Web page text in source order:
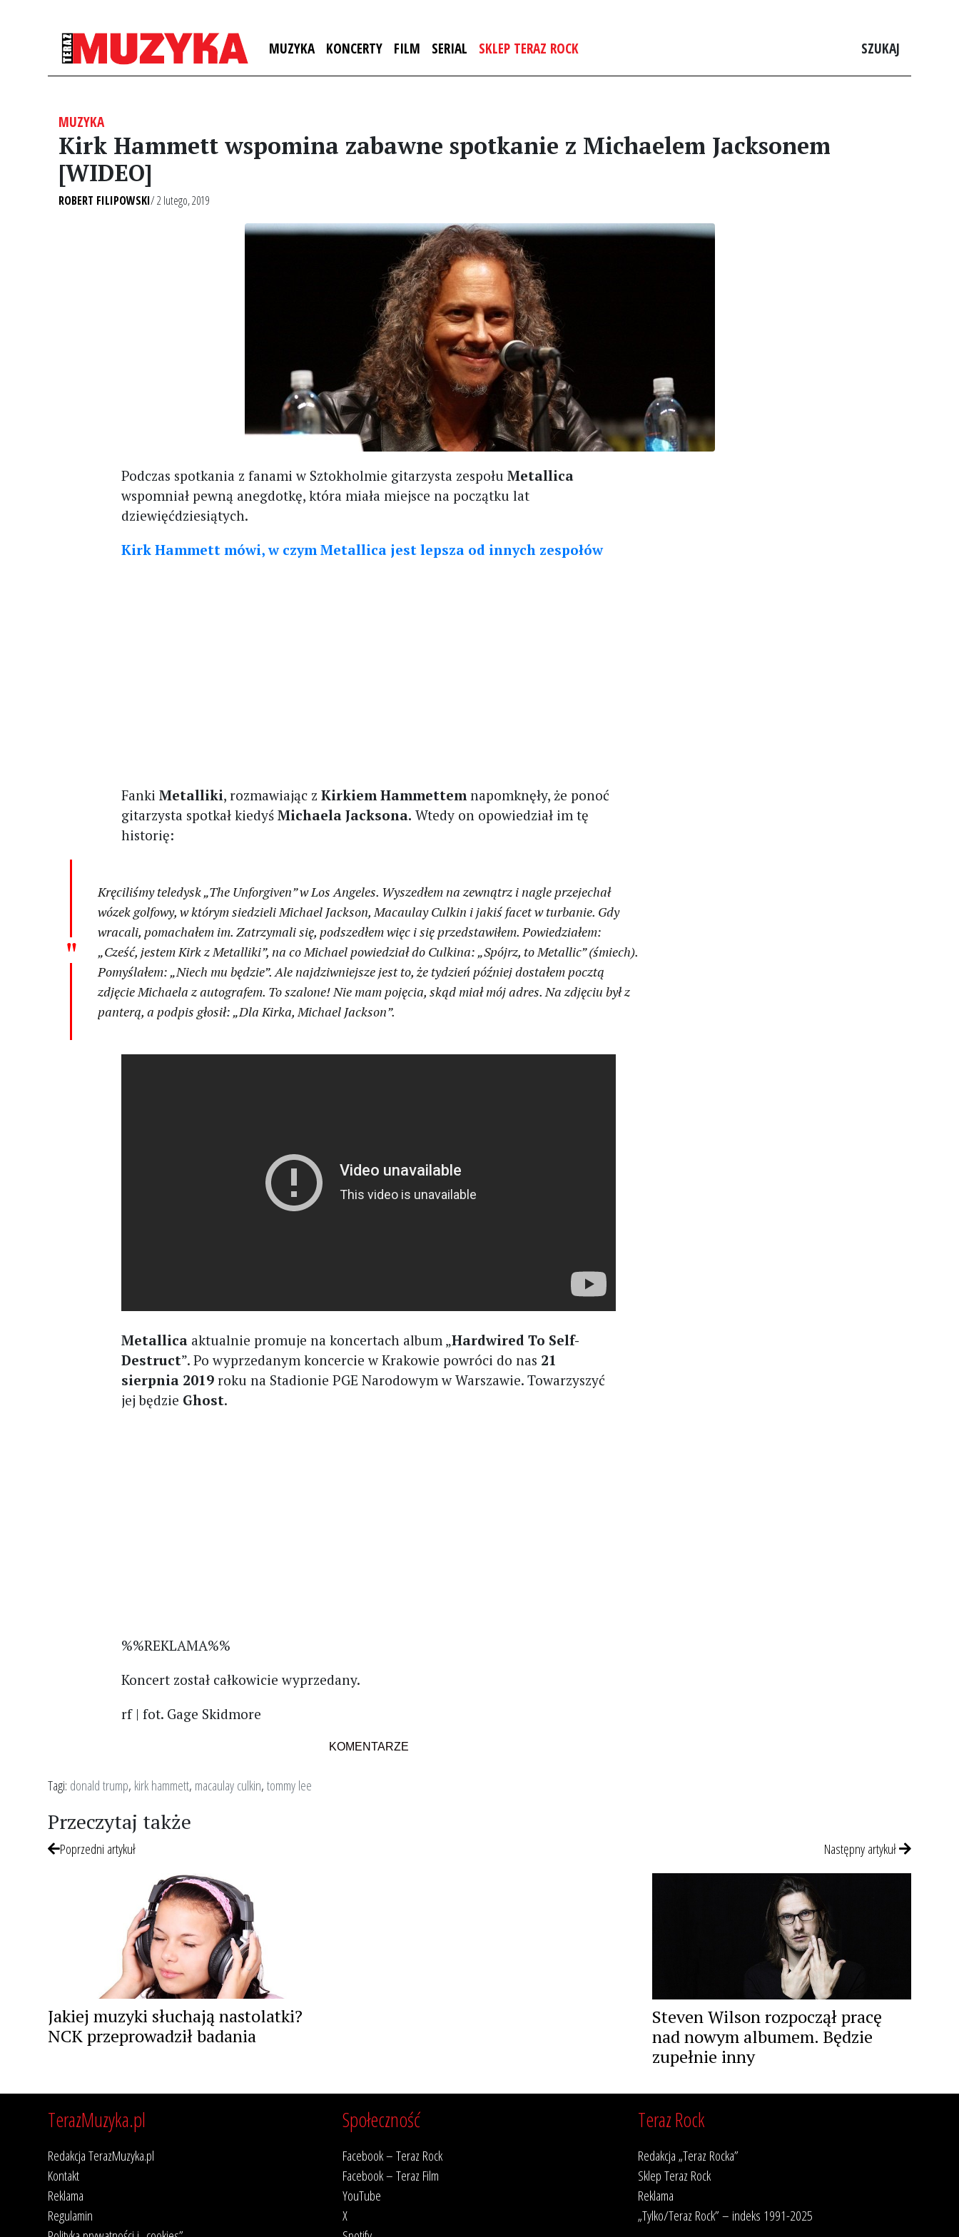
MUZYKA KONCERTY FILM SERIAL SKLEP TERAZ ROCK SZUKAJ
MUZYKA
Kirk Hammett wspomina zabawne spotkanie z Michaelem Jacksonem
[WIDEO]
ROBERT FILIPOWSKI/ 2 lutego, 2019
Podczas spotkania z fanami w Sztokholmie gitarzysta zespołuMetallica
wspomniał pewną anegdotkę, która miała miejsce na początku lat
dziewięćdziesiątych.
Kirk Hammett mówi, w czym Metallica jest lepsza od innych zespołów
FankiMetalliki, rozmawiając z Kirkiem Hammettemnapomknęły, że ponoć
gitarzysta spotkał kiedyśMichaela Jacksona. Wtedy on opowiedział im tę
historię:
Kręciliśmy teledysk „The Unforgiven” w Los Angeles. Wyszedłem na zewnątrz i nagle przejechał
wózek golfowy, w którym siedzieli Michael Jackson, Macaulay Culkin i jakiś facet w turbanie. Gdy
wracali, pomachałem im. Zatrzymali się, podszedłem więc i się przedstawiłem. Powiedziałem:
„Cześć, jestem Kirk z Metalliki”, na co Michael powiedział do Culkina: „Spójrz, to Metallic” (śmiech).
Pomyślałem: „Niech mu będzie”. Ale najdziwniejsze jest to, że tydzień później dostałem pocztą
zdjęcie Michaela z autografem. To szalone! Nie mam pojęcia, skąd miał mój adres. Na zdjęciu był z
panterą, a podpis głosił: „Dla Kirka, Michael Jackson”.
Metallica aktualnie promuje na koncertach album „Hardwired To Self-
Destruct”. Po wyprzedanym koncercie w Krakowie powróci do nas 21
sierpnia 2019 roku na Stadionie PGE Narodowym w Warszawie. Towarzyszyć
jej będzie Ghost.
%%REKLAMA%%
Koncert został całkowicie wyprzedany.
rf | fot. Gage Skidmore
KOMENTARZE
Tagi: donald trump, kirk hammett, macaulay culkin,tommy lee
Przeczytaj także
Poprzedni artykuł
Jakiej muzyki słuchają nastolatki?
NCK przeprowadził badania
Następny artykuł
Steven Wilson rozpoczął pracę
nad nowym albumem. Będzie
zupełnie inny
TerazMuzyka.pl
Redakcja TerazMuzyka.pl
Kontakt
Reklama
Regulamin
Społeczność
Facebook – Teraz Rock
Facebook – Teraz Film
YouTube
X
Teraz Rock
Redakcja „Teraz Rocka”
Sklep Teraz Rock
Reklama
„Tylko/Teraz Rock” – indeks 1991-2025